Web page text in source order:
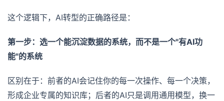
这个逻辑下，AI转型的正确路径是：
第一步：选一个能沉淀数据的系统，而不是一个"有AI功
能"的系统
区别在于：前者的AI会记住你的每一次操作、每一个决策，
形成企业专属的知识库；后者的AI只是调用通用模型，换一